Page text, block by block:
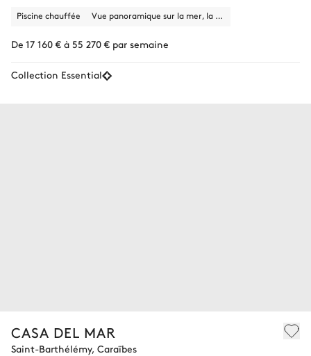
Piscine chauffée Vue panoramique sur la mer, la ville
De 17 160 € à 55 270 € par semaine
Collection Essential
CASA DEL MAR
Saint-Barthélémy, Caraïbes